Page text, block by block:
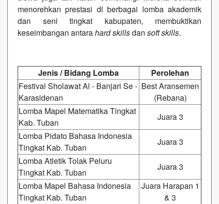
menorehkan prestasi di berbagai lomba akademik
dan seni tingkat kabupaten, membuktikan
keseimbangan antarahard skillsdan soft skills.
Jenis / Bidang Lomba
Perolehan
Festival Sholawat Al - Banjari Se -
Karasidenan
Best Aransemen
(Rebana)
Lomba Mapel Matematika Tingkat
Kab. Tuban
Juara 3
Lomba Pidato Bahasa Indonesia
Tingkat Kab. Tuban
Juara 3
Lomba Atletik Tolak Peluru
Tingkat Kab. Tuban
Juara 3
Lomba Mapel Bahasa Indonesia
Tingkat Kab. Tuban
Juara Harapan 1
& 3